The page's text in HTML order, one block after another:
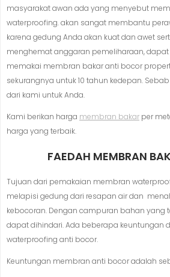
masyarakat awan ada yang menyebut
waterproofing. akan sangat membantu
karena gedung Anda akan kuat dan awet
menghemat anggaran pemeliharaan,
memakai membran bakar anti bocor
sekurangnya untuk 10 tahun kedepan.
dari kami untuk Anda.
Kami berikan harga membran bakar per
harga yang terbaik.
FAEDAH MEMBRAN
Tujuan dari pemakaian membran
melapisi gedung dari resapan air dan
kebocoran. Dengan campuran bahan yang
dapat dihindari. Ada beberapa keuntungan
waterproofing anti bocor.
Keuntungan membran anti bocor adalah